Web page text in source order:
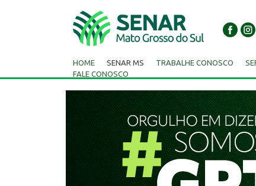
HOME SENAR MS TRABALHE CONOSCO
FALE CONOSCO